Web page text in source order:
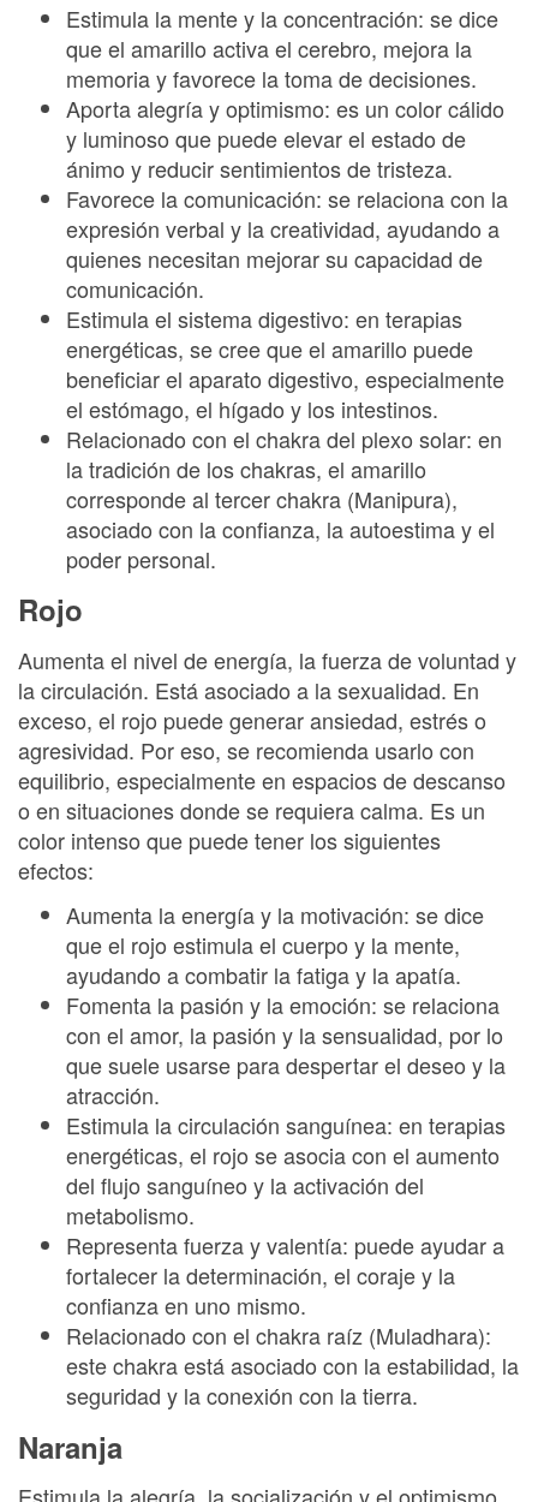
Estimula la mente y la concentración: se dice
que el amarillo activa el cerebro, mejora la
memoria y favorece la toma de decisiones.
Aporta alegría y optimismo: es un color cálido
y luminoso que puede elevar el estado de
ánimo y reducir sentimientos de tristeza.
Favorece la comunicación: se relaciona con la
expresión verbal y la creatividad, ayudando a
quienes necesitan mejorar su capacidad de
comunicación.
Estimula el sistema digestivo: en terapias
energéticas, se cree que el amarillo puede
beneficiar el aparato digestivo, especialmente
el estómago, el hígado y los intestinos.
Relacionado con el chakra del plexo solar: en
la tradición de los chakras, el amarillo
corresponde al tercer chakra (Manipura),
asociado con la confianza, la autoestima y el
poder personal.
Rojo
Aumenta el nivel de energía, la fuerza de voluntad y
la circulación. Está asociado a la sexualidad. En
exceso, el rojo puede generar ansiedad, estrés o
agresividad. Por eso, se recomienda usarlo con
equilibrio, especialmente en espacios de descanso
o en situaciones donde se requiera calma. Es un
color intenso que puede tener los siguientes
efectos:
Aumenta la energía y la motivación: se dice
que el rojo estimula el cuerpo y la mente,
ayudando a combatir la fatiga y la apatía.
Fomenta la pasión y la emoción: se relaciona
con el amor, la pasión y la sensualidad, por lo
que suele usarse para despertar el deseo y la
atracción.
Estimula la circulación sanguínea: en terapias
energéticas, el rojo se asocia con el aumento
del flujo sanguíneo y la activación del
metabolismo.
Representa fuerza y valentía: puede ayudar a
fortalecer la determinación, el coraje y la
confianza en uno mismo.
Relacionado con el chakra raíz (Muladhara):
este chakra está asociado con la estabilidad, la
seguridad y la conexión con la tierra.
Naranja